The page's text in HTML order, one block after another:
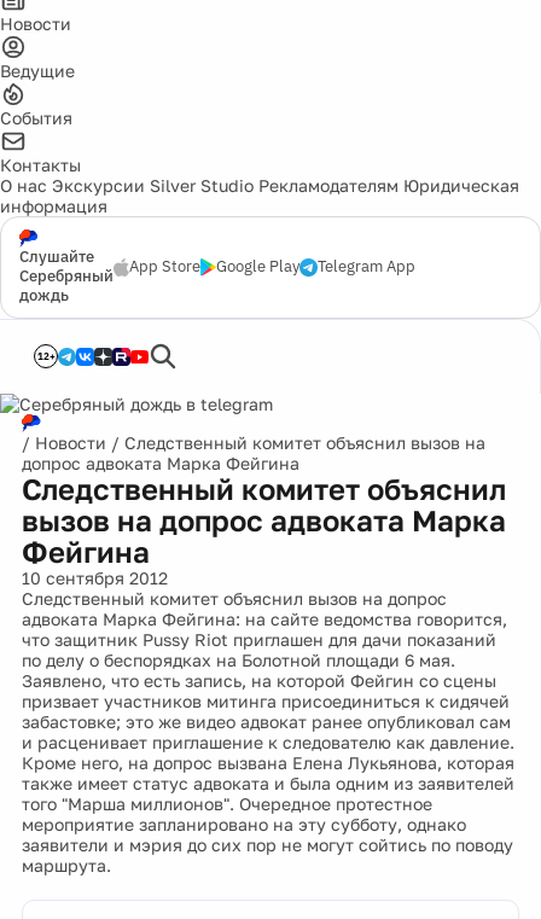
Новости
Ведущие
События
Контакты
О нас Экскурсии Silver Studio Рекламодателям Юридическая
информация
Слушайте
Серебряный
дождь
App Store Google Play Telegram App
12+
/ Новости / Следственный комитет объяснил вызов на
допрос адвоката Марка Фейгина
Следственный комитет объяснил
вызов на допрос адвоката Марка
Фейгина
10 сентября 2012
Следственный комитет объяснил вызов на допрос
адвоката Марка Фейгина: на сайте ведомства говорится,
что защитник Pussy Riot приглашен для дачи показаний
по делу о беспорядках на Болотной площади 6 мая.
Заявлено, что есть запись, на которой Фейгин со сцены
призвает участников митинга присоединиться к сидячей
забастовке; это же видео адвокат ранее опубликовал сам
и расценивает приглашение к следователю как давление.
Кроме него, на допрос вызвана Елена Лукьянова, которая
также имеет статус адвоката и была одним из заявителей
того "Марша миллионов". Очередное протестное
мероприятие запланировано на эту субботу, однако
заявители и мэрия до сих пор не могут сойтись по поводу
маршрута.